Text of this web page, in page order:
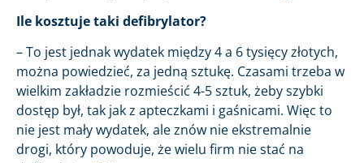
Ile kosztuje taki defibrylator?
– To jest jednak wydatek między 4 a 6 tysięcy złotych,
można powiedzieć, za jedną sztukę. Czasami trzeba w
wielkim zakładzie rozmieścić 4-5 sztuk, żeby szybki
dostęp był, tak jak z apteczkami i gaśnicami. Więc to
nie jest mały wydatek, ale znów nie ekstremalnie
drogi, który powoduje, że wielu firm nie stać na